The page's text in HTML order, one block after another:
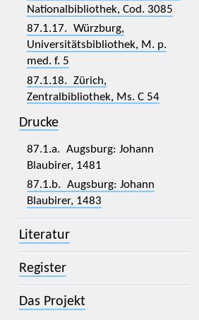
Nationalbibliothek, Cod. 3085
87.1.17. Würzburg,
Universitätsbibliothek, M. p.
med. f. 5
87.1.18. Zürich,
Zentralbibliothek, Ms. C 54
Drucke
87.1.a. Augsburg: Johann
Blaubirer, 1481
87.1.b. Augsburg: Johann
Blaubirer, 1483
Literatur
Register
Das Projekt